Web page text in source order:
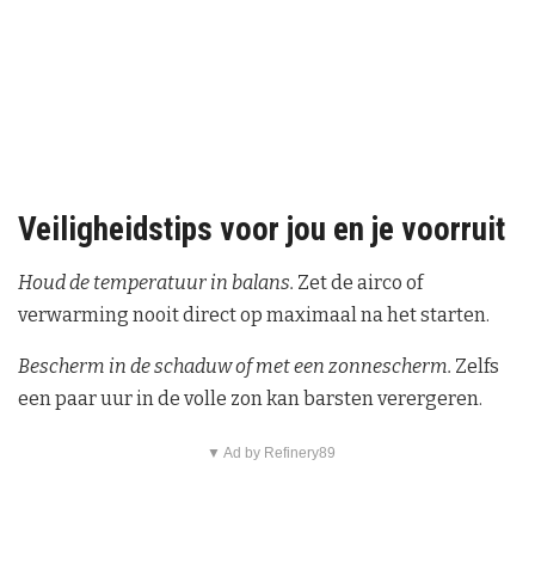
Veiligheidstips voor jou en je voorruit
Houd de temperatuur in balans. Zet de airco of
verwarming nooit direct op maximaal na het starten.
Bescherm in de schaduw of met een zonnescherm. Zelfs
een paar uur in de volle zon kan barsten verergeren.
▼ Ad by Refinery89